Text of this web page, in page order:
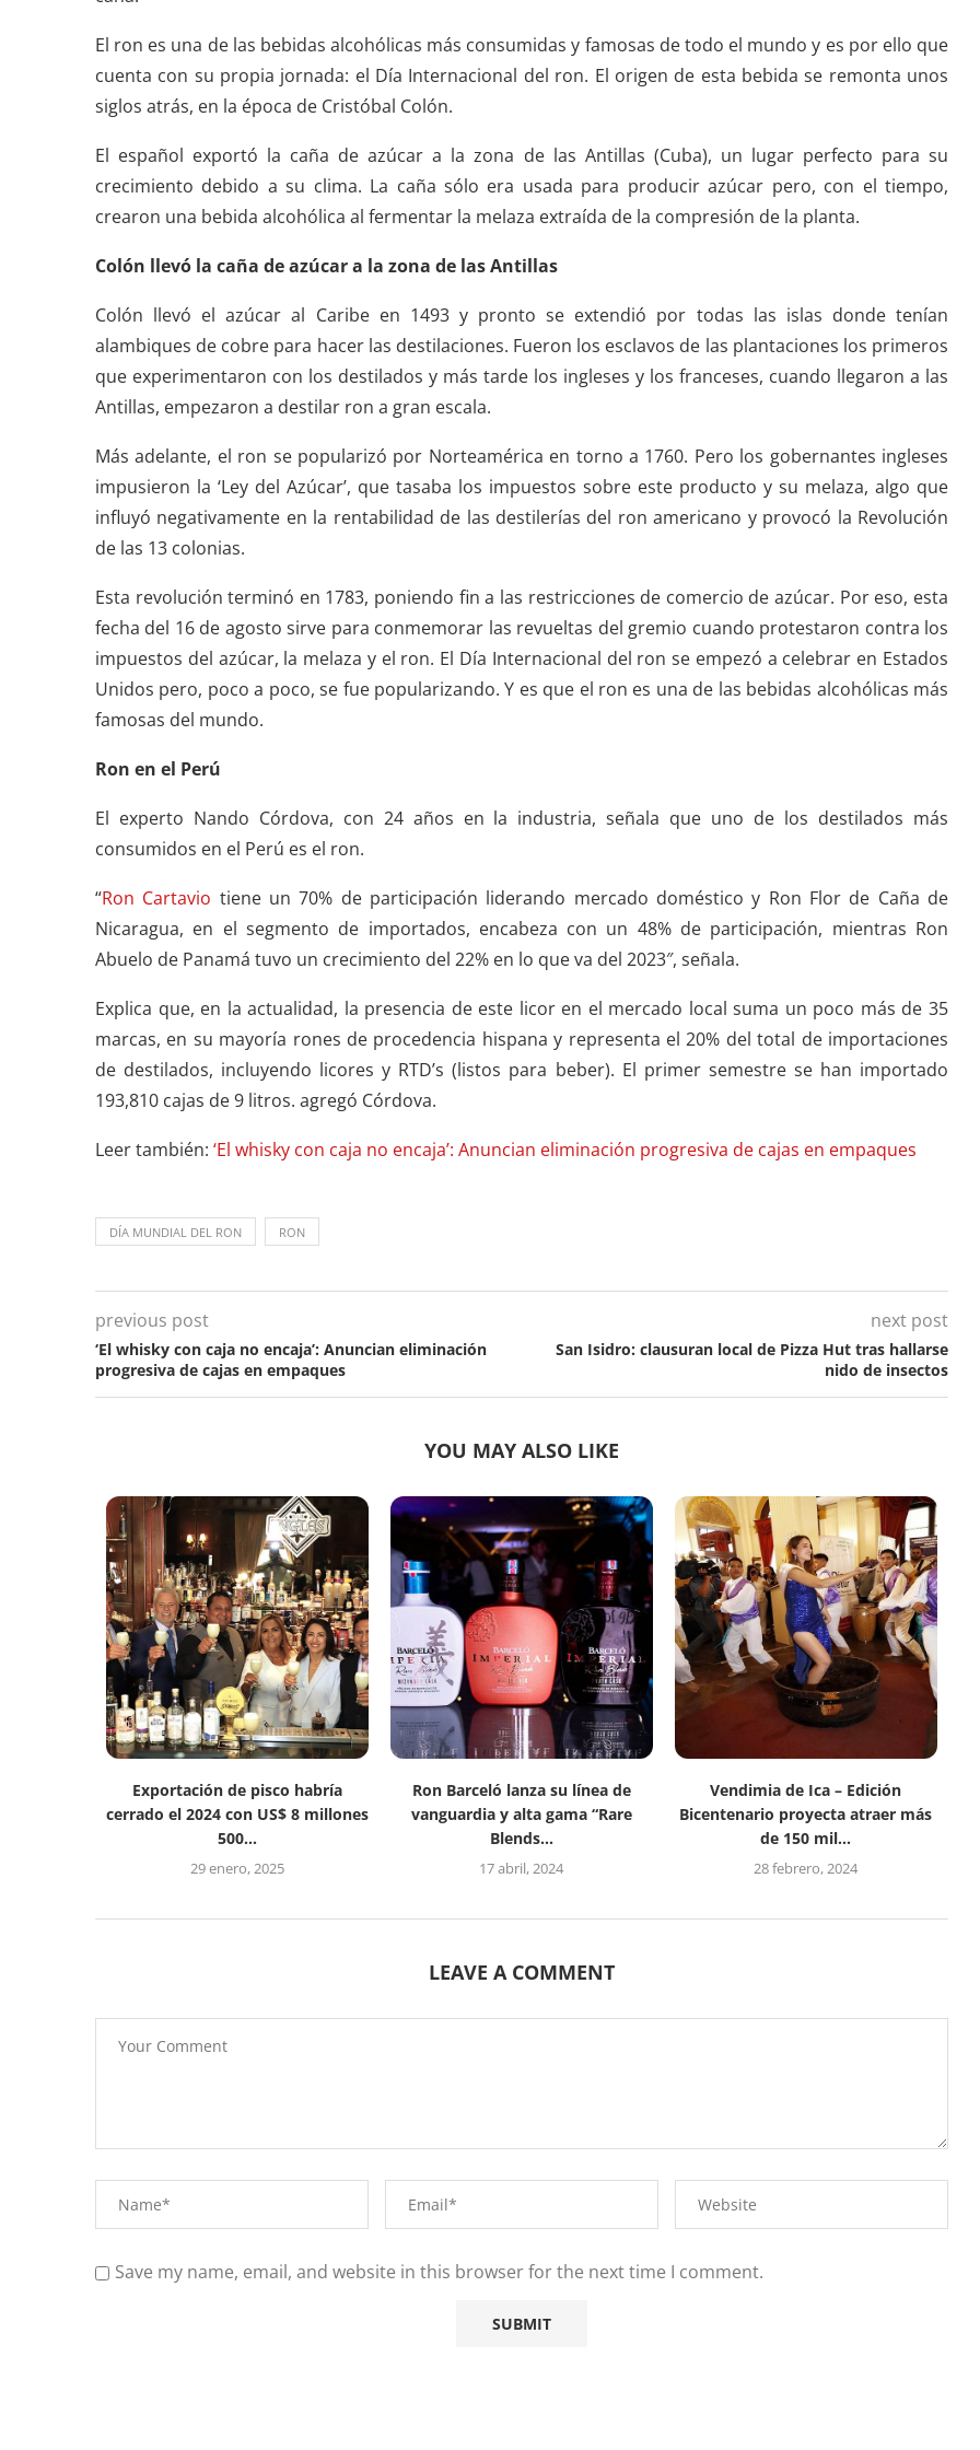
El ron es una de las bebidas alcohólicas más consumidas y famosas de todo el mundo y es por ello que
cuenta con su propia jornada: el Día Internacional del ron. El origen de esta bebida se remonta unos
siglos atrás, en la época de Cristóbal Colón.
El español exportó la caña de azúcar a la zona de las Antillas (Cuba), un lugar perfecto para su
crecimiento debido a su clima. La caña sólo era usada para producir azúcar pero, con el tiempo,
crearon una bebida alcohólica al fermentar la melaza extraída de la compresión de la planta.
Colón llevó la caña de azúcar a la zona de las Antillas
Colón llevó el azúcar al Caribe en 1493 y pronto se extendió por todas las islas donde tenían
alambiques de cobre para hacer las destilaciones. Fueron los esclavos de las plantaciones los primeros
que experimentaron con los destilados y más tarde los ingleses y los franceses, cuando llegaron a las
Antillas, empezaron a destilar ron a gran escala.
Más adelante, el ron se popularizó por Norteamérica en torno a 1760. Pero los gobernantes ingleses
impusieron la ‘Ley del Azúcar’, que tasaba los impuestos sobre este producto y su melaza, algo que
influyó negativamente en la rentabilidad de las destilerías del ron americano y provocó la Revolución
de las 13 colonias.
Esta revolución terminó en 1783, poniendo fin a las restricciones de comercio de azúcar. Por eso, esta
fecha del 16 de agosto sirve para conmemorar las revueltas del gremio cuando protestaron contra los
impuestos del azúcar, la melaza y el ron. El Día Internacional del ron se empezó a celebrar en Estados
Unidos pero, poco a poco, se fue popularizando. Y es que el ron es una de las bebidas alcohólicas más
famosas del mundo.
Ron en el Perú
El experto Nando Córdova, con 24 años en la industria, señala que uno de los destilados más
consumidos en el Perú es el ron.
“Ron Cartavio tiene un 70% de participación liderando mercado doméstico y Ron Flor de Caña de
Nicaragua, en el segmento de importados, encabeza con un 48% de participación, mientras Ron
Abuelo de Panamá tuvo un crecimiento del 22% en lo que va del 2023″, señala.
Explica que, en la actualidad, la presencia de este licor en el mercado local suma un poco más de 35
marcas, en su mayoría rones de procedencia hispana y representa el 20% del total de importaciones
de destilados, incluyendo licores y RTD’s (listos para beber). El primer semestre se han importado
193,810 cajas de 9 litros. agregó Córdova.
Leer también: ‘El whisky con caja no encaja’: Anuncian eliminación progresiva de cajas en empaques
DÍA MUNDIAL DEL RON RON
previous post
‘El whisky con caja no encaja’: Anuncian eliminación
progresiva de cajas en empaques
next post
San Isidro: clausuran local de Pizza Hut tras hallarse
nido de insectos
YOU MAY ALSO LIKE
Exportación de pisco habría
cerrado el 2024 con US$ 8 millones
500...
29 enero, 2025
Ron Barceló lanza su línea de
vanguardia y alta gama “Rare
Blends...
17 abril, 2024
Vendimia de Ica – Edición
Bicentenario proyecta atraer más
de 150 mil...
28 febrero, 2024
LEAVE A COMMENT
Save my name, email, and website in this browser for the next time I comment.